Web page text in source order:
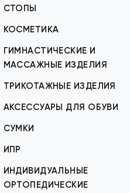
СТОПЫ
КОСМЕТИКА
ГИМНАСТИЧЕСКИЕ И
МАССАЖНЫЕ ИЗДЕЛИЯ
ТРИКОТАЖНЫЕ ИЗДЕЛИЯ
АКСЕССУАРЫ ДЛЯ ОБУВИ
СУМКИ
ИПР
ИНДИВИДУАЛЬНЫЕ
ОРТОПЕДИЧЕСКИЕ